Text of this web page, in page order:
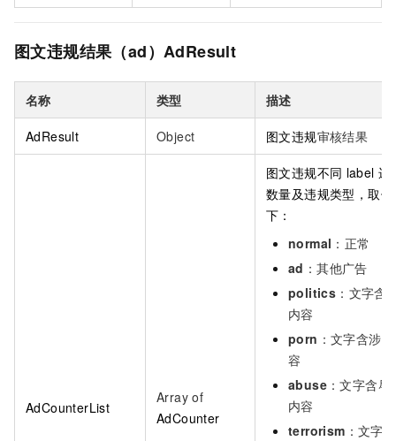
图文违规结果（ad）AdResult
名称 类型 描述
AdResult Object 图文违规审核结果
AdCounterList
Array of
AdCounter
图文违规不同 label 违
数量及违规类型，取
下：
normal ：正常
ad ：其他广告
politics ：文字含
内容
porn ：文字含涉
容
abuse ：文字含辱
内容
terrorism ：文字